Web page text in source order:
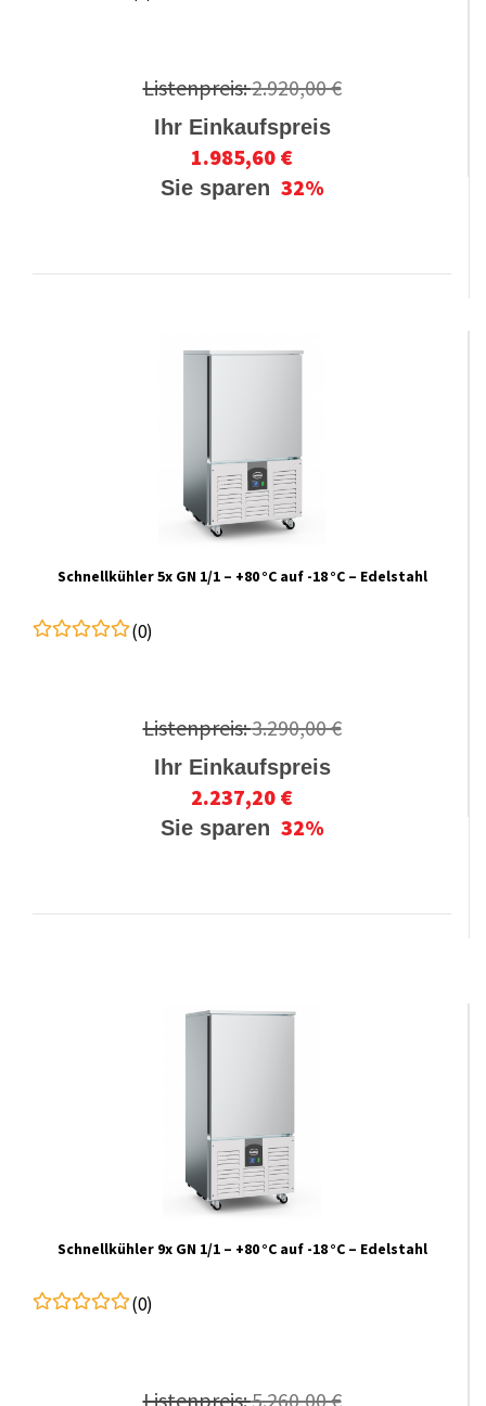
Listenpreis:2.920,00 €
Ihr Einkaufspreis
1.985,60 €
Sie sparen 32%
Schnellkühler 5x GN 1/1 – +80 °C auf -18 °C – Edelstahl
(0)
Listenpreis:3.290,00 €
Ihr Einkaufspreis
2.237,20 €
Sie sparen 32%
Schnellkühler 9x GN 1/1 – +80 °C auf -18 °C – Edelstahl
(0)
Listenpreis:5.260,00 €